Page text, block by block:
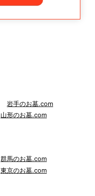
岩手のお墓.com
山形のお墓.com
群馬のお墓.com
東京のお墓.com